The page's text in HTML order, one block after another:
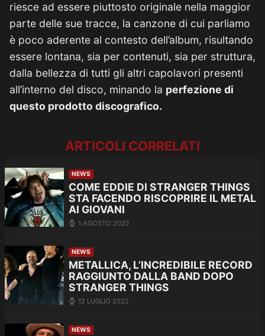
riesce ad essere piuttosto originale nella maggior
parte delle sue tracce, la canzone di cui parliamo
è poco aderente al contesto dell’album, risultando
essere lontana, sia per contenuti, sia per struttura,
dalla bellezza di tutti gli altri capolavori presenti
all’interno del disco, minando la perfezione di
questo prodotto discografico.
ARTICOLI CORRELATI
NEWS
COME EDDIE DI STRANGER THINGS
STA FACENDO RISCOPRIRE IL METAL
AI GIOVANI
1 AGOSTO 2022
NEWS
METALLICA, L’INCREDIBILE RECORD
RAGGIUNTO DALLA BAND DOPO
STRANGER THINGS
12 LUGLIO 2022
NEWS